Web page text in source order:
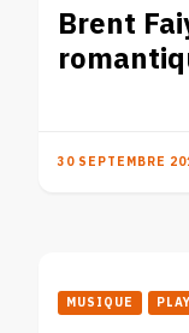
Brent
30 SEPTEMBRE
MUSIQUE